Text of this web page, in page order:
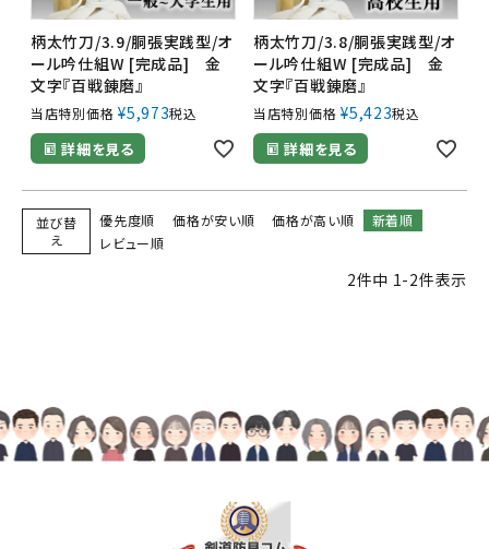
柄太竹刀/3.9/胴張実践型/オ
ール吟仕組W [完成品] 金
文字『百戦錬磨』
当店特別価格 ¥5,973税込
詳細を見る
柄太竹刀/3.8/胴張実践型/オ
ール吟仕組W [完成品] 金
文字『百戦錬磨』
当店特別価格 ¥5,423税込
詳細を見る
並び替
え
優先度順 価格が安い順 価格が高い順
新着順
レビュー順
2件中 1-2件表示